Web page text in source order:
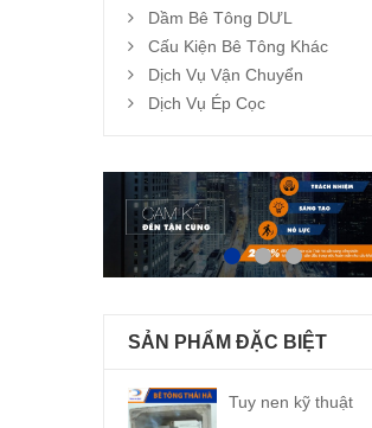
Dầm Bê Tông DƯL
Cấu Kiện Bê Tông Khác
Dịch Vụ Vận Chuyển
Dịch Vụ Ép Cọc
SẢN PHẨM ĐẶC BIỆT
Tuy nen kỹ thuật